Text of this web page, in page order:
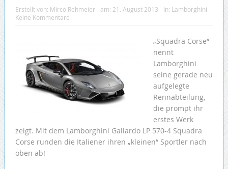
Erstellt von: Mirco Rehmeier am: 21. August 2013 In: Lamborghini
Keine Kommentare
„Squadra Corse“
nennt
Lamborghini
seine gerade neu
aufgelegte
Rennabteilung,
die prompt ihr
erstes Werk
zeigt. Mit dem Lamborghini Gallardo LP 570-4 Squadra
Corse runden die Italiener ihren „kleinen“ Sportler nach
oben ab!